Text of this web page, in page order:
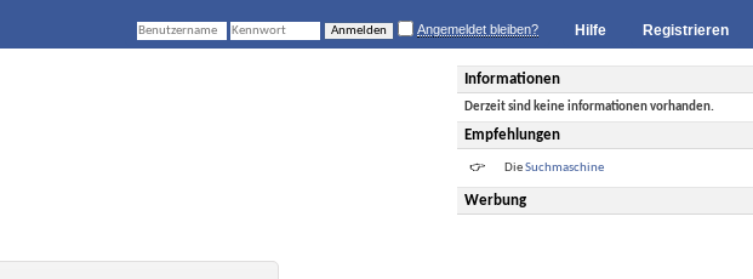
Registrieren
Hilfe
Angemeldet bleiben?
Informationen
Derzeit sind keine informationen vorhanden.
Empfehlungen
DieSuchmaschine
Werbung